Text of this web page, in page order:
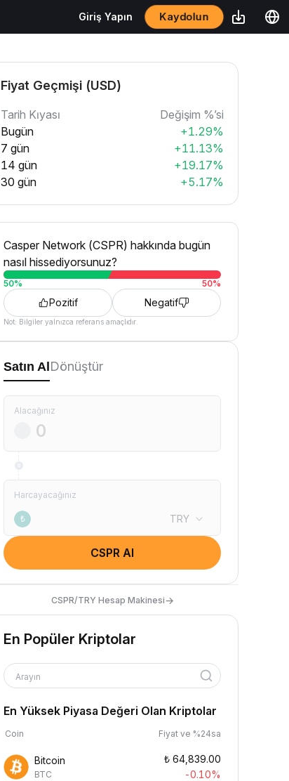
Giriş Yapın Kaydolun
Fiyat Geçmişi (USD)
Tarih Kıyası
Değişim %’si
Bugün
+1.29%
7 gün
+11.13%
14 gün
+19.17%
30 gün
+5.17%
Casper Network (CSPR) hakkında bugün
nasıl hissediyorsunuz?
50% 50%
Pozitif Negatif
Not: Bilgiler yalnızca referans amaçlıdır.
Satın Al Dönüştür
Alacağınız
Harcayacağınız
₺ TRY
CSPR Al
CSPR/TRY Hesap Makinesi→
En Popüler Kriptolar
Arayın
En Yüksek Piyasa Değeri Olan Kriptolar
Coin Fiyat ve %24sa
Bitcoin
BTC
₺ 64,839.00
-0.10%